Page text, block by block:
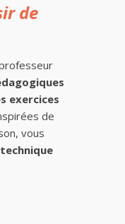
de
exercices
de
vous